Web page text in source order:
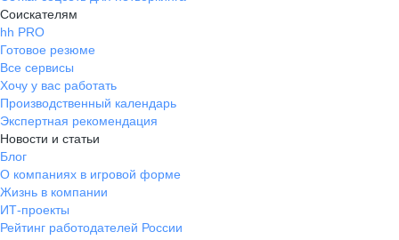
Соискателям
hh PRO
Готовое резюме
Все сервисы
Хочу у вас работать
Производственный календарь
Экспертная рекомендация
Новости и статьи
Блог
О компаниях в игровой форме
Жизнь в компании
ИТ-проекты
Рейтинг работодателей России